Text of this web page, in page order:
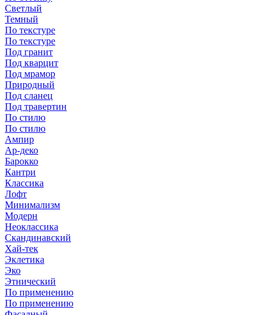
Светлый
Темный
По текстуре
По текстуре
Под гранит
Под кварцит
Под мрамор
Природный
Под сланец
Под травертин
По стилю
По стилю
Ампир
Ар-деко
Барокко
Кантри
Классика
Лофт
Минимализм
Модерн
Неоклассика
Скандинавский
Хай-тек
Эклетика
Эко
Этнический
По применению
По применению